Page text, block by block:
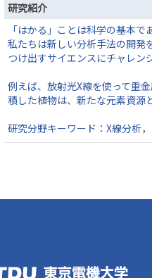
研究紹介
「はかる」ことは科学の基本
私たちは新しい分析手法の開発
つけ出すサイエンスにチャレン
例えば、放射光X線を使って重
積した植物は、新たな元素資源
研究分野キーワード：X線分析